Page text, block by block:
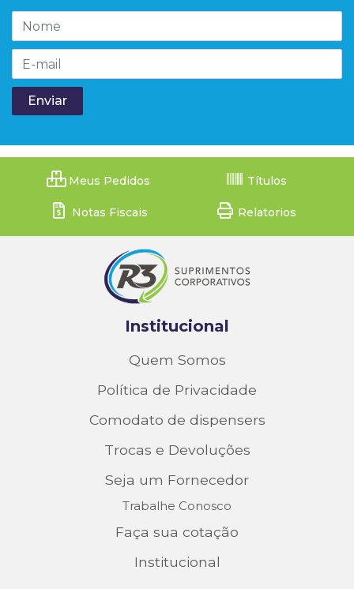
Meus Pedidos Títulos
Notas Fiscais Relatorios
Institucional
Quem Somos
Política de Privacidade
Comodato de dispensers
Trocas e Devoluções
Seja um Fornecedor
Trabalhe Conosco
Faça sua cotação
Institucional